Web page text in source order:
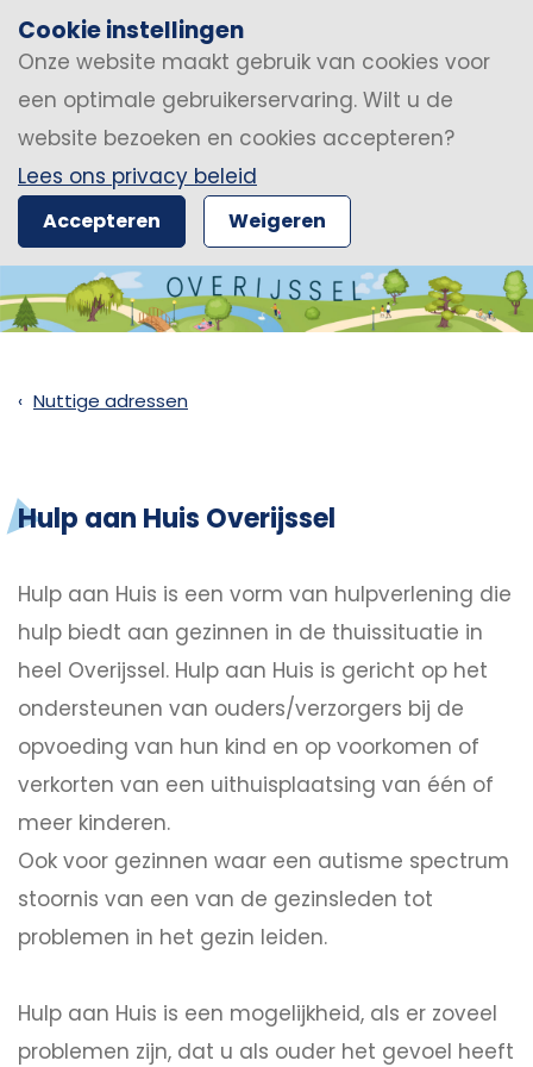
Cookie instellingen
Onze website maakt gebruik van cookies voor
een optimale gebruikerservaring. Wilt u de
website bezoeken en cookies accepteren?
Lees ons privacy beleid
Accepteren Weigeren
Nuttige adressen
Hulp aan Huis Overijssel
Hulp aan Huis is een vorm van hulpverlening die
hulp biedt aan gezinnen in de thuissituatie in
heel Overijssel. Hulp aan Huis is gericht op het
ondersteunen van ouders/verzorgers bij de
opvoeding van hun kind en op voorkomen of
verkorten van een uithuisplaatsing van één of
meer kinderen.
Ook voor gezinnen waar een autisme spectrum
stoornis van een van de gezinsleden tot
problemen in het gezin leiden.
Hulp aan Huis is een mogelijkheid, als er zoveel
problemen zijn, dat u als ouder het gevoel heeft